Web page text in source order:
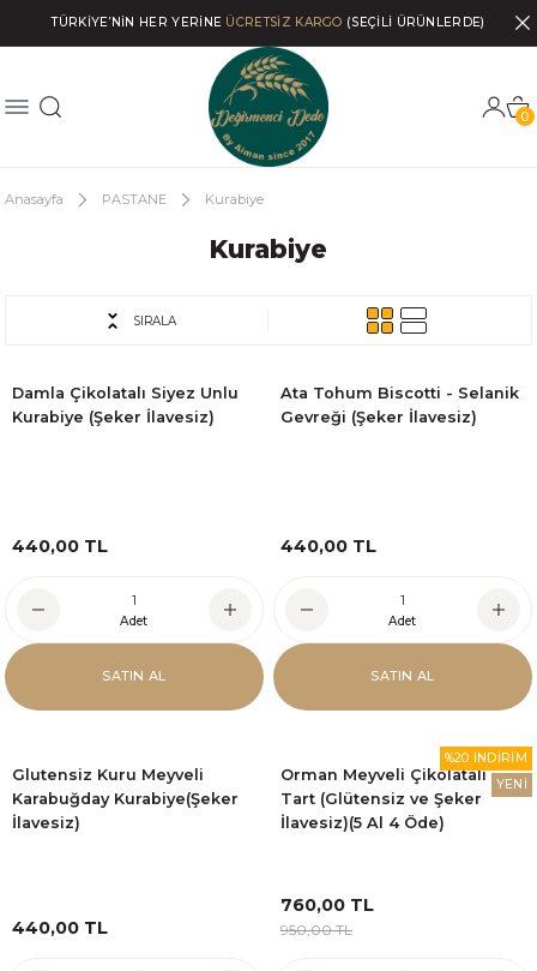
TÜRKİYE’NİN HER YERİNE ÜCRETSİZ KARGO (SEÇİLİ ÜRÜNLERDE)
0
Anasayfa PASTANE Kurabiye
Kurabiye
SIRALA
Damla Çikolatalı Siyez Unlu
Kurabiye (Şeker İlavesiz)
440,00 TL
Adet
SATIN AL
Ata Tohum Biscotti - Selanik
Gevreği (Şeker İlavesiz)
440,00 TL
Adet
SATIN AL
Glutensiz Kuru Meyveli
Karabuğday Kurabiye(Şeker
İlavesiz)
440,00 TL
%20 İNDİRİM
YENİ
Orman Meyveli Çikolatalı
Tart (Glütensiz ve Şeker
İlavesiz)(5 Al 4 Öde)
760,00 TL
950,00 TL